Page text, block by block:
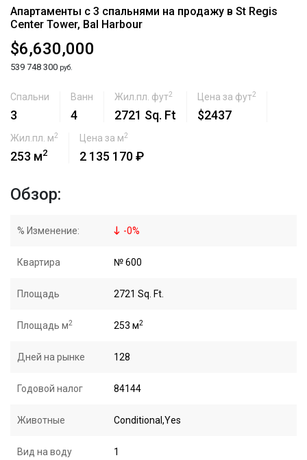
Апартаменты с 3 спальнями на продажу в St Regis
Center Tower, Bal Harbour
$6,630,000
539 748 300 руб.
Спальни
3
Ванн
4
Жил.пл. фут2
2721 Sq. Ft
Цена за фут2
$2437
Жил.пл. м2
253 м2
Цена за м2
2 135 170 ₽
Обзор:
% Изменение: -0%
Квартира № 600
Площадь 2721 Sq. Ft.
Площадь м2 253 м2
Дней на рынке 128
Годовой налог 84144
Животные Conditional,Yes
Вид на воду 1